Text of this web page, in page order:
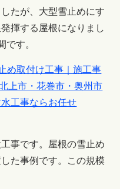
たが、大型雪止めにす
揮する屋根になりまし
です。
取付け工事｜施工事
上市・花巻市・奥州市
工事ならお任せ
事です。屋根の雪止め
た事例です。この規模